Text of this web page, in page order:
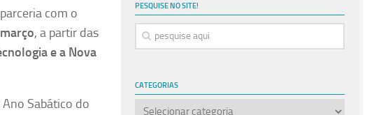
com o
, a partir das
e a Nova
Sabático do
PESQUISE NO SITE!
CATEGORIAS
Categorias